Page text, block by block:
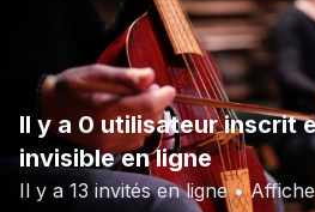
Il y a 0 utilisateur inscrit
invisible en ligne
Il y a 13 invités en ligne •